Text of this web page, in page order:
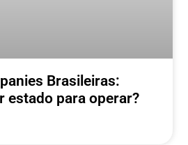
Brasileiras:
estado para operar?